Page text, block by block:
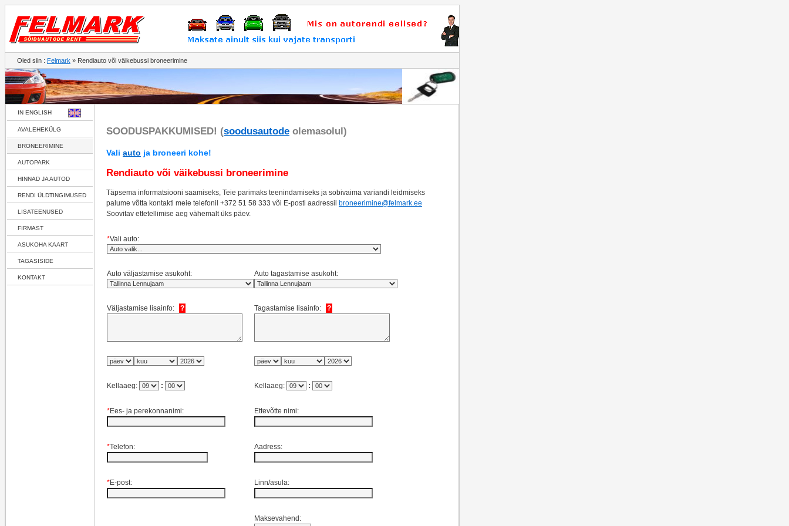
Oled siin : Felmark » Rendiauto või väikebussi broneerimine
IN ENGLISH
AVALEHEKÜLG
BRONEERIMINE
AUTOPARK
HINNAD JA AUTOD
RENDI ÜLDTINGIMUSED
LISATEENUSED
FIRMAST
ASUKOHA KAART
TAGASISIDE
KONTAKT
SOODUSPAKKUMISED! (soodusautode olemasolul)
Vali auto ja broneeri kohe!
Rendiauto või väikebussi broneerimine
Täpsema informatsiooni saamiseks, Teie parimaks teenindamiseks ja sobivaima variandi leidmiseks
palume võtta kontakti meie telefonil +372 51 58 333 või E-posti aadressil broneerimine@felmark.ee
Soovitav ettetellimise aeg vähemalt üks päev.
*Vali auto:
Auto väljastamise asukoht: Auto tagastamise asukoht:
Väljastamise lisainfo: ? Tagastamise lisainfo: ?
Kellaaeg: : Kellaaeg: :
*Ees- ja perekonnanimi: Ettevõtte nimi:
*Telefon: Aadress:
*E-post: Linn/asula:
Maksevahend: